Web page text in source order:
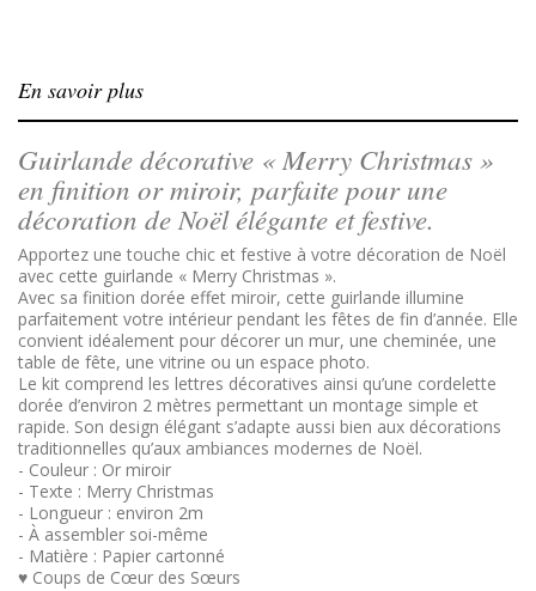
En savoir plus
Guirlande décorative « Merry Christmas »
en finition or miroir, parfaite pour une
décoration de Noël élégante et festive.
Apportez une touche chic et festive à votre décoration de Noël
avec cette guirlande « Merry Christmas ».
Avec sa finition dorée effet miroir, cette guirlande illumine
parfaitement votre intérieur pendant les fêtes de fin d’année. Elle
convient idéalement pour décorer un mur, une cheminée, une
table de fête, une vitrine ou un espace photo.
Le kit comprend les lettres décoratives ainsi qu’une cordelette
dorée d’environ 2 mètres permettant un montage simple et
rapide. Son design élégant s’adapte aussi bien aux décorations
traditionnelles qu’aux ambiances modernes de Noël.
- Couleur : Or miroir
- Texte : Merry Christmas
- Longueur : environ 2m
- À assembler soi-même
- Matière : Papier cartonné
♥ Coups de Cœur des Sœurs